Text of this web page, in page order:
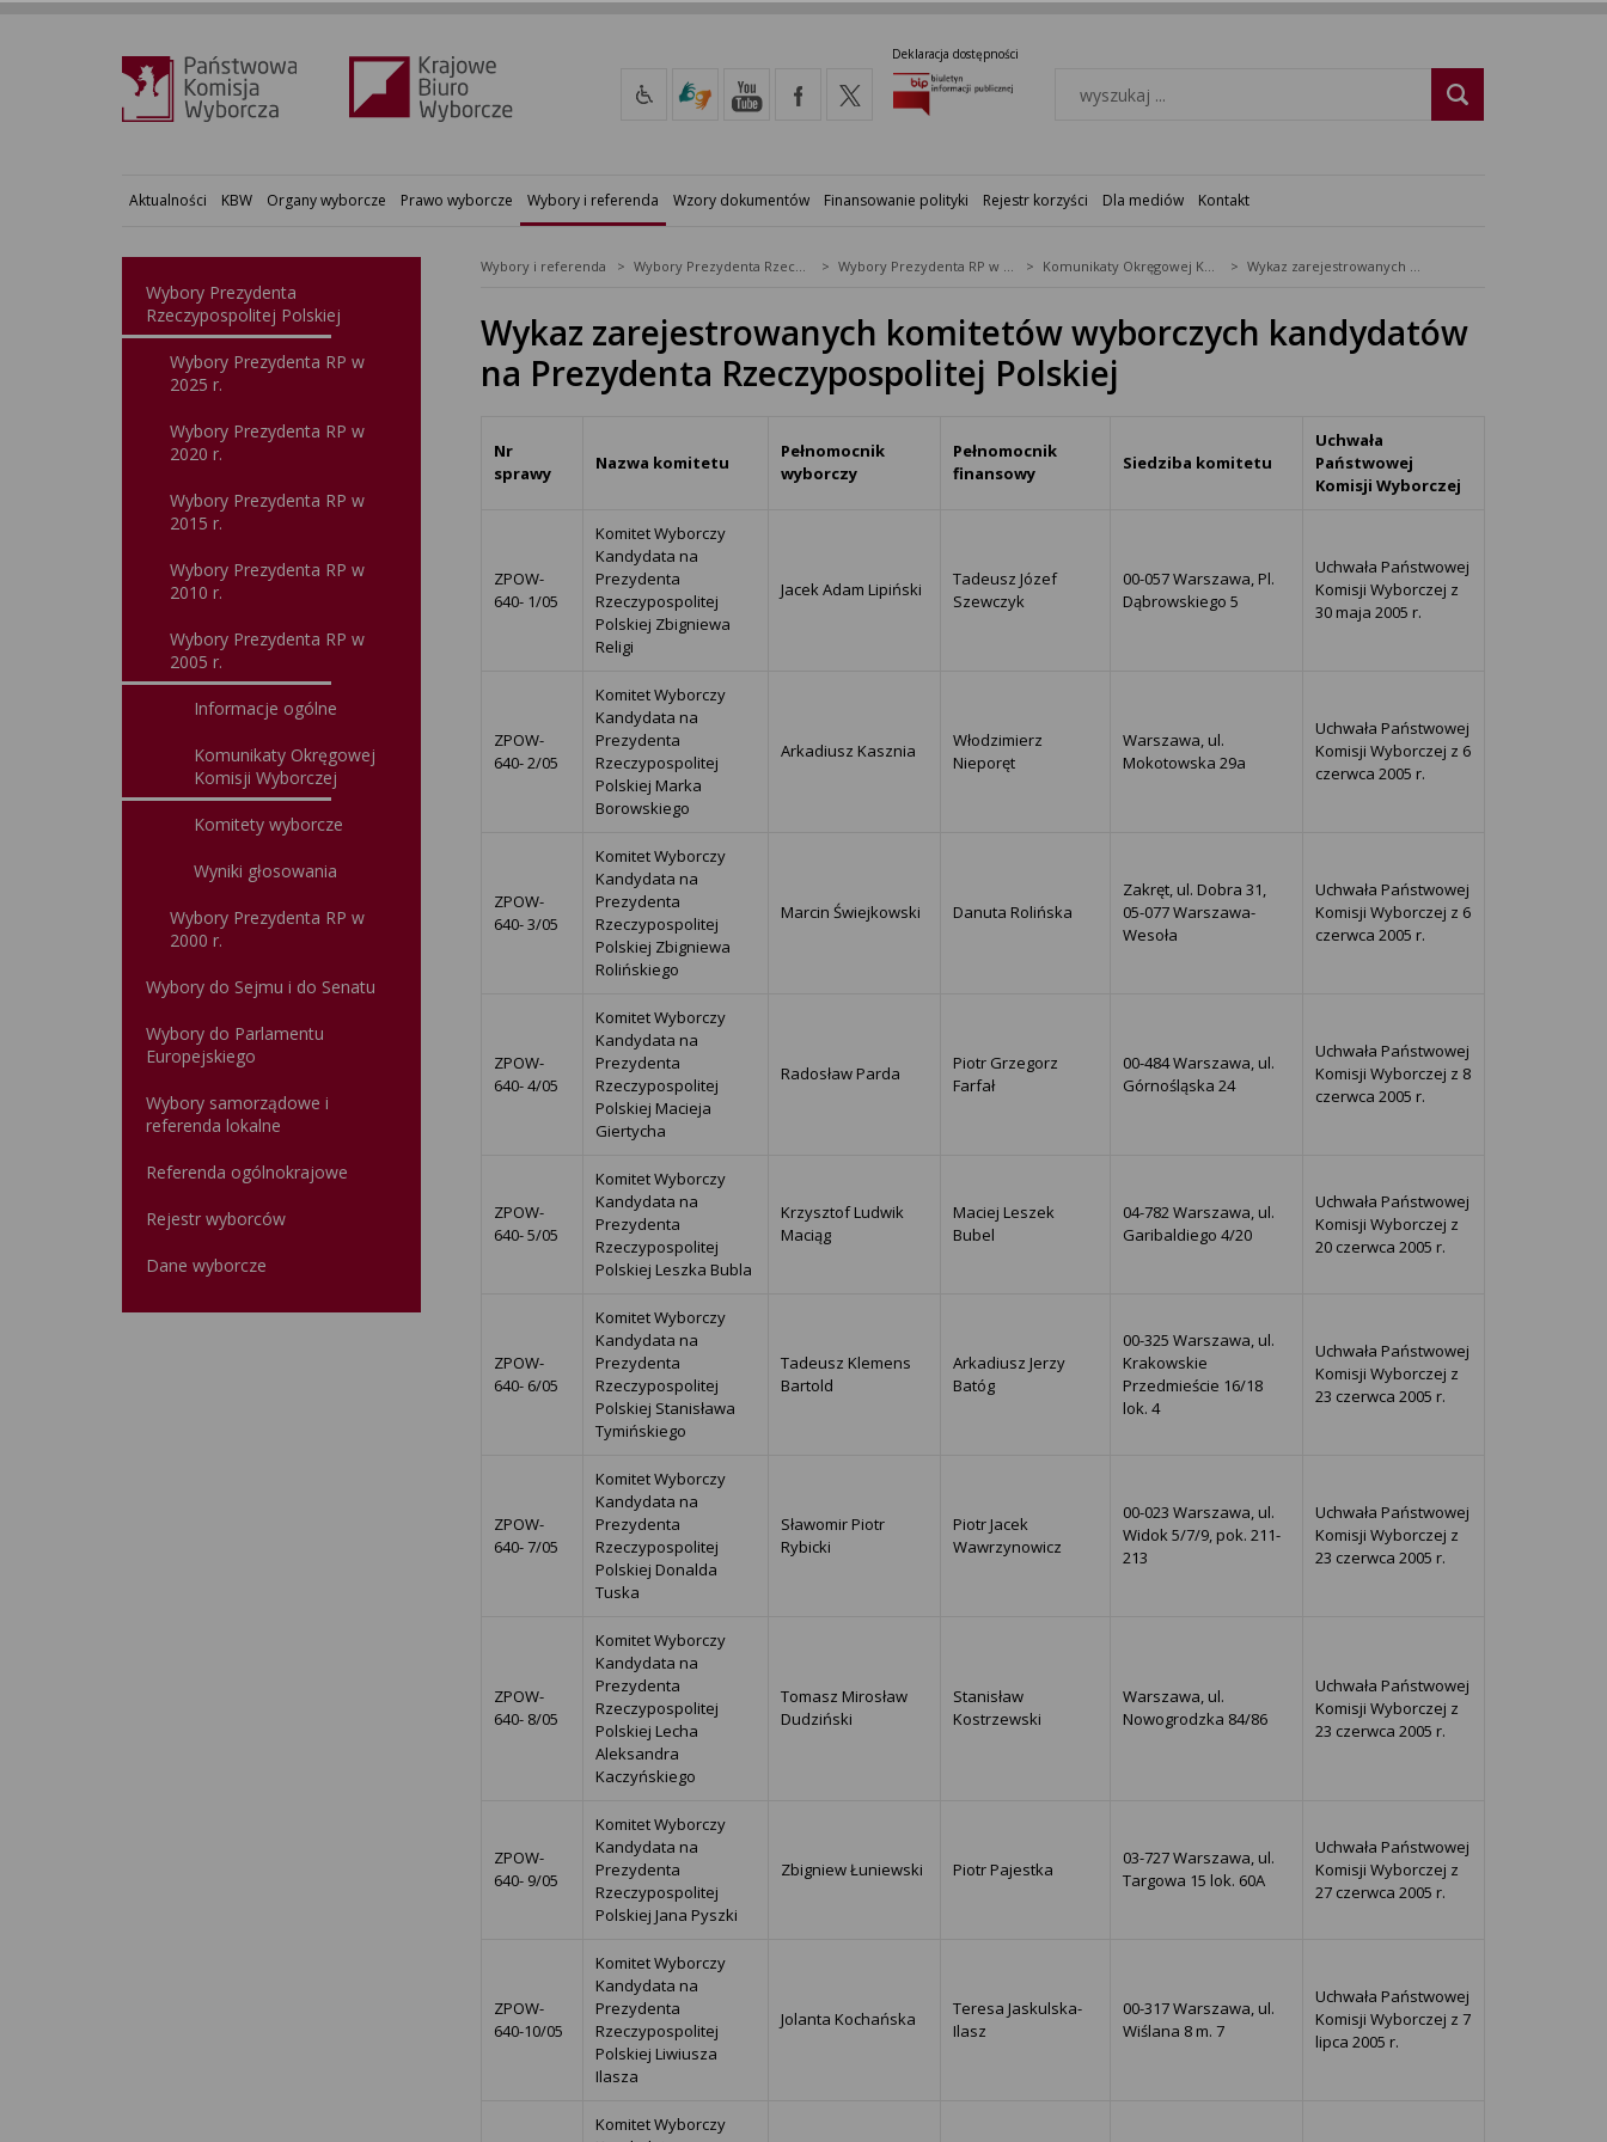
Deklaracja dostępności
Aktualności KBW Organy wyborcze Prawo wyborcze Wybory i referenda Wzory dokumentów Finansowanie polityki Rejestr korzyści Dla mediów Kontakt
Wybory Prezydenta
Rzeczypospolitej Polskiej
Wybory Prezydenta RP w
2025 r.
Wybory Prezydenta RP w
2020 r.
Wybory Prezydenta RP w
2015 r.
Wybory Prezydenta RP w
2010 r.
Wybory Prezydenta RP w
2005 r.
Informacje ogólne
Komunikaty Okręgowej
Komisji Wyborczej
Komitety wyborcze
Wyniki głosowania
Wybory Prezydenta RP w
2000 r.
Wybory do Sejmu i do Senatu
Wybory do Parlamentu
Europejskiego
Wybory samorządowe i
referenda lokalne
Referenda ogólnokrajowe
Rejestr wyborców
Dane wyborcze
Wybory i referenda
Wykaz zarejestrowanych komitetów wyborczych kandydatów
na Prezydenta Rzeczypospolitej Polskiej
Nr
sprawy
Nazwa komitetu
Pełnomocnik
wyborczy
Pełnomocnik
finansowy
Siedziba komitetu
Uchwała
Państwowej
Komisji Wyborczej
ZPOW-
640- 1/05
Komitet Wyborczy
Kandydata na
Prezydenta
Rzeczypospolitej
Polskiej Zbigniewa
Religi
Jacek Adam Lipiński
Tadeusz Józef
Szewczyk
00-057 Warszawa, Pl.
Dąbrowskiego 5
Uchwała Państwowej
Komisji Wyborczej z
30 maja 2005 r.
ZPOW-
640- 2/05
Komitet Wyborczy
Kandydata na
Prezydenta
Rzeczypospolitej
Polskiej Marka
Borowskiego
Arkadiusz Kasznia
Włodzimierz
Nieporęt
Warszawa, ul.
Mokotowska 29a
Uchwała Państwowej
Komisji Wyborczej z 6
czerwca 2005 r.
ZPOW-
640- 3/05
Komitet Wyborczy
Kandydata na
Prezydenta
Rzeczypospolitej
Polskiej Zbigniewa
Rolińskiego
Marcin Świejkowski Danuta Rolińska
Zakręt, ul. Dobra 31,
05-077 Warszawa-
Wesoła
Uchwała Państwowej
Komisji Wyborczej z 6
czerwca 2005 r.
ZPOW-
640- 4/05
Komitet Wyborczy
Kandydata na
Prezydenta
Rzeczypospolitej
Polskiej Macieja
Giertycha
Radosław Parda
Piotr Grzegorz
Farfał
00-484 Warszawa, ul.
Górnośląska 24
Uchwała Państwowej
Komisji Wyborczej z 8
czerwca 2005 r.
ZPOW-
640- 5/05
Komitet Wyborczy
Kandydata na
Prezydenta
Rzeczypospolitej
Polskiej Leszka Bubla
Krzysztof Ludwik
Maciąg
Maciej Leszek
Bubel
04-782 Warszawa, ul.
Garibaldiego 4/20
Uchwała Państwowej
Komisji Wyborczej z
20 czerwca 2005 r.
ZPOW-
640- 6/05
Komitet Wyborczy
Kandydata na
Prezydenta
Rzeczypospolitej
Polskiej Stanisława
Tymińskiego
Tadeusz Klemens
Bartold
Arkadiusz Jerzy
Batóg
00-325 Warszawa, ul.
Krakowskie
Przedmieście 16/18
lok. 4
Uchwała Państwowej
Komisji Wyborczej z
23 czerwca 2005 r.
ZPOW-
640- 7/05
Komitet Wyborczy
Kandydata na
Prezydenta
Rzeczypospolitej
Polskiej Donalda
Tuska
Sławomir Piotr
Rybicki
Piotr Jacek
Wawrzynowicz
00-023 Warszawa, ul.
Widok 5/7/9, pok. 211-
213
Uchwała Państwowej
Komisji Wyborczej z
23 czerwca 2005 r.
ZPOW-
640- 8/05
Komitet Wyborczy
Kandydata na
Prezydenta
Rzeczypospolitej
Polskiej Lecha
Aleksandra
Kaczyńskiego
Tomasz Mirosław
Dudziński
Stanisław
Kostrzewski
Warszawa, ul.
Nowogrodzka 84/86
Uchwała Państwowej
Komisji Wyborczej z
23 czerwca 2005 r.
ZPOW-
640- 9/05
Komitet Wyborczy
Kandydata na
Prezydenta
Rzeczypospolitej
Polskiej Jana Pyszki
Zbigniew Łuniewski Piotr Pajestka
03-727 Warszawa, ul.
Targowa 15 lok. 60A
Uchwała Państwowej
Komisji Wyborczej z
27 czerwca 2005 r.
ZPOW-
640-10/05
Komitet Wyborczy
Kandydata na
Prezydenta
Rzeczypospolitej
Polskiej Liwiusza
Ilasza
Jolanta Kochańska
Teresa Jaskulska-
Ilasz
00-317 Warszawa, ul.
Wiślana 8 m. 7
Uchwała Państwowej
Komisji Wyborczej z 7
lipca 2005 r.
Komitet Wyborczy